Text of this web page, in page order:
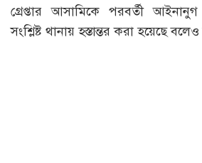
গ্রেপ্তার আসামিকে পরবর্তী আইনানুগ
সংশ্লিষ্ট থানায় হস্তান্তর করা হয়েছে